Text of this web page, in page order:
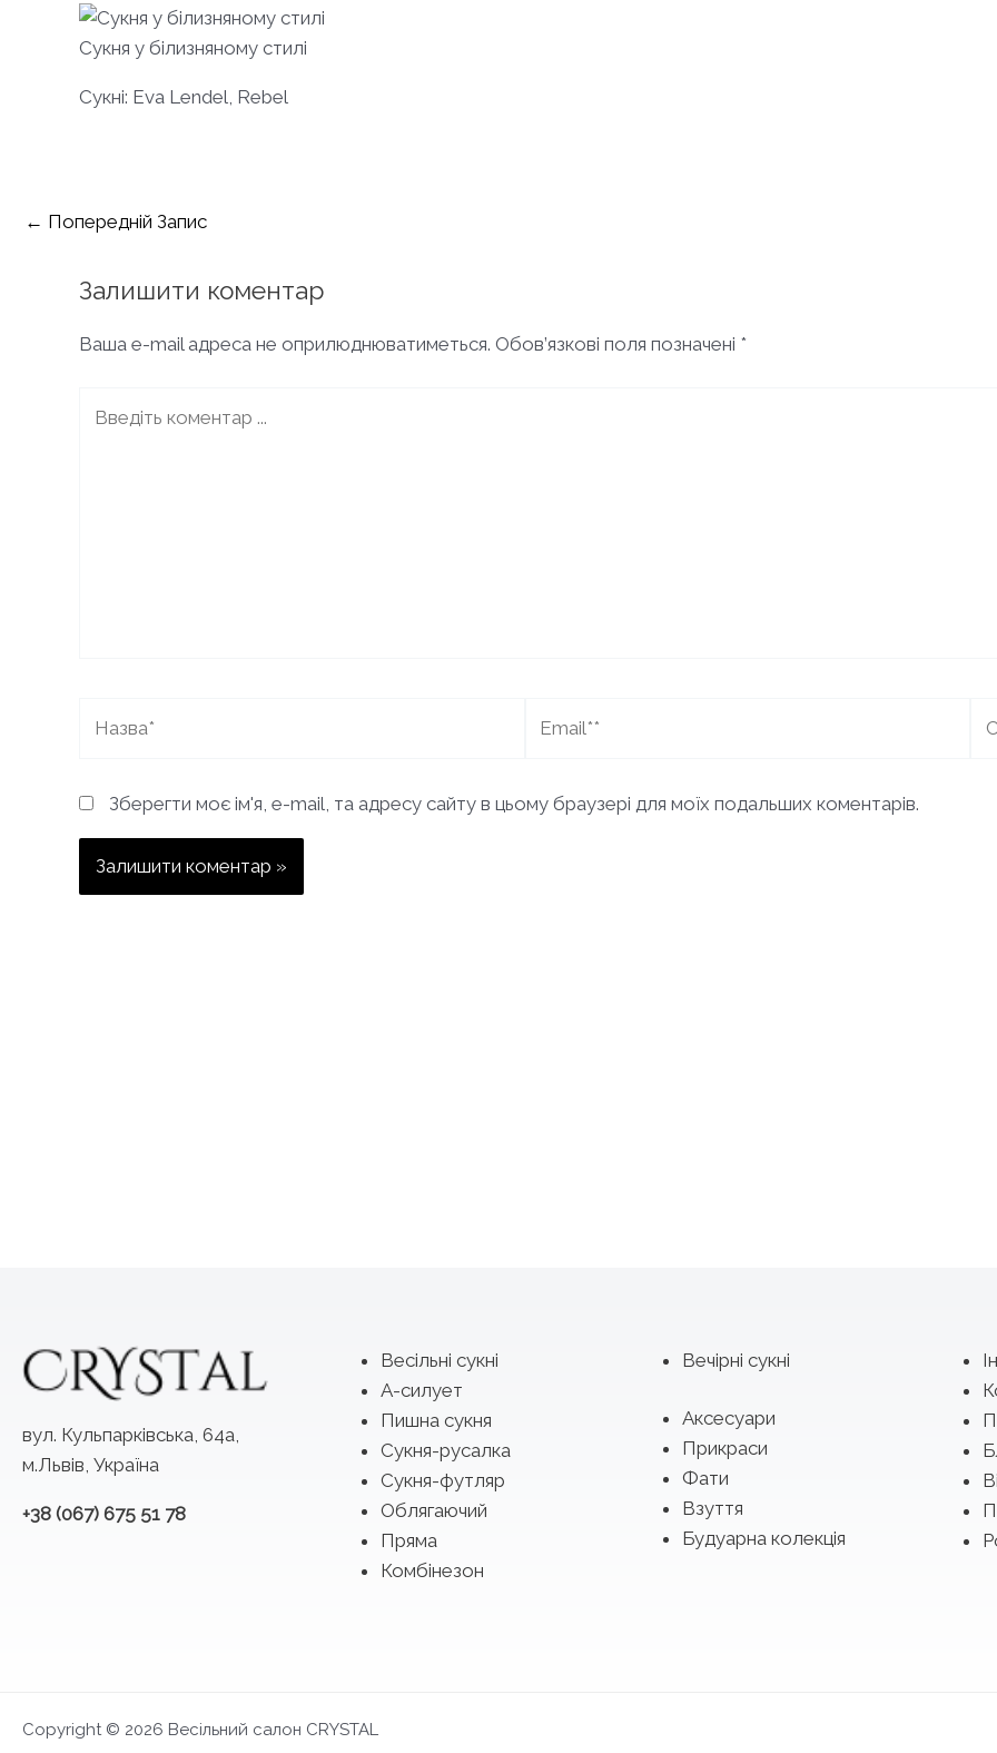
Сукня у білизняному стилі
Cукні: Eva Lendel, Rebel
Навігація
← Попередній Запис
Залишити коментар
Ваша e-mail адреса не оприлюднюватиметься. Обов’язкові поля позначені *
коментар
Зберегти моє ім'я, e-mail, та адресу сайту в цьому браузері для моїх подальших коментарів.
вул. Кульпарківська, 64а,
м.Львів, Україна
+38 (067) 675 51 78
Весільні сукні
А-силует
Пишна сукня
Сукня-русалка
Сукня-футляр
Облягаючий
Пряма
Комбінезон
Вечірні сукні
Аксесуари
Прикраси
Фати
Взуття
Будуарна колекція
Copyright © 2026 Весільний салон CRYSTAL